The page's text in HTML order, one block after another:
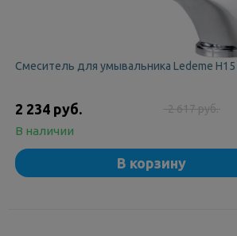
Смеситель для умывальника Ledeme Н15
2 234 руб. 2 617 руб.
В наличии
В корзину